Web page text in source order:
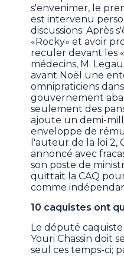
s'envenimer, le
est intervenu
discussions. Après
«Rocky» et avoir
reculer devant les
médecins, M.
avant Noël une
omnipraticiens
gouvernement
seulement des
ajoute un demi-
enveloppe de
l'auteur de la loi 2,
annoncé avec
son poste de
quittait la CAQ
comme
10 caquistes ont
Le député
Youri Chassin doit
seul ces temps-ci;